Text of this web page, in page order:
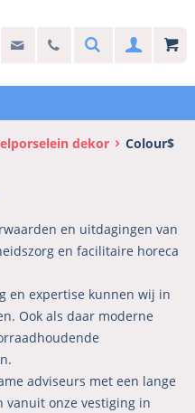
info@akb.nl
Stel uw vraag
030 69 50 814Search
dekor Colour$
en uitdagingen van
en facilitaire horeca
en expertise kunnen wij in
Ook als daar moderne
adviseurs met een lange
vanuit onze vestiging in